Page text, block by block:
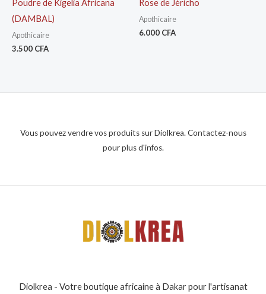
Poudre de Kigelia Africana
(DAMBAL)
Apothicaire
3.500 CFA
Rose de Jéricho
Apothicaire
6.000 CFA
Vous pouvez vendre vos produits sur Diolkrea. Contactez-nous
pour plus d'infos.
Diolkrea - Votre boutique africaine à Dakar pour l'artisanat